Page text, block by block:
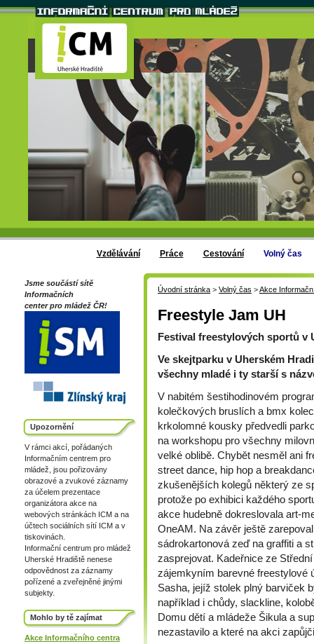
Vzdělávání Práce Cestování Volný čas
Jsme součástí sítě
Informačních
center pro mládež ČR!
Upozornění
V rámci akcí, pořádaných
Informačním centrem pro
mládež, jsou pořizovány
obrazové a zvukové záznamy
za účelem prezentace
organizátora akce na
webových stránkách ICM a na
účtech sociálních sítí ICM a v
tiskovinách.
Informační centrum pro mládež
Uherské Hradiště nenese
odpovědnost za záznamy
pořízené a zveřejněné jinými
subjekty.
Mohlo by tě zajímat
Akce Informačního centra
Úvodní stránka > Volný čas >Akce
Freestyle Jam UH
Festival freestylových sportů v
Ve skejtparku v Uherském
všechny mladé i ty starší s
V nabitém šestihodinovém
kolečkových bruslích a bmx
krkolomné kousky předvedli
na workshopu pro všechny
velké oblibě. Chybět nesměl ani
street dance, hip hop a
zkušenějších kolegů některý ze
protože po exhibici každého
akce hudebně dokreslovala art-
OneAM. Na závěr ještě
sádrokartonová zeď na graffiti a
zasprejovat. Kadeřnice ze
zájemkyním barevné freestylové
Sasha, jejíž stolek plný barviček
například i chůdy, slackline,
Domu dětí a mládeže Šikula a
nezastavilo a které na akci